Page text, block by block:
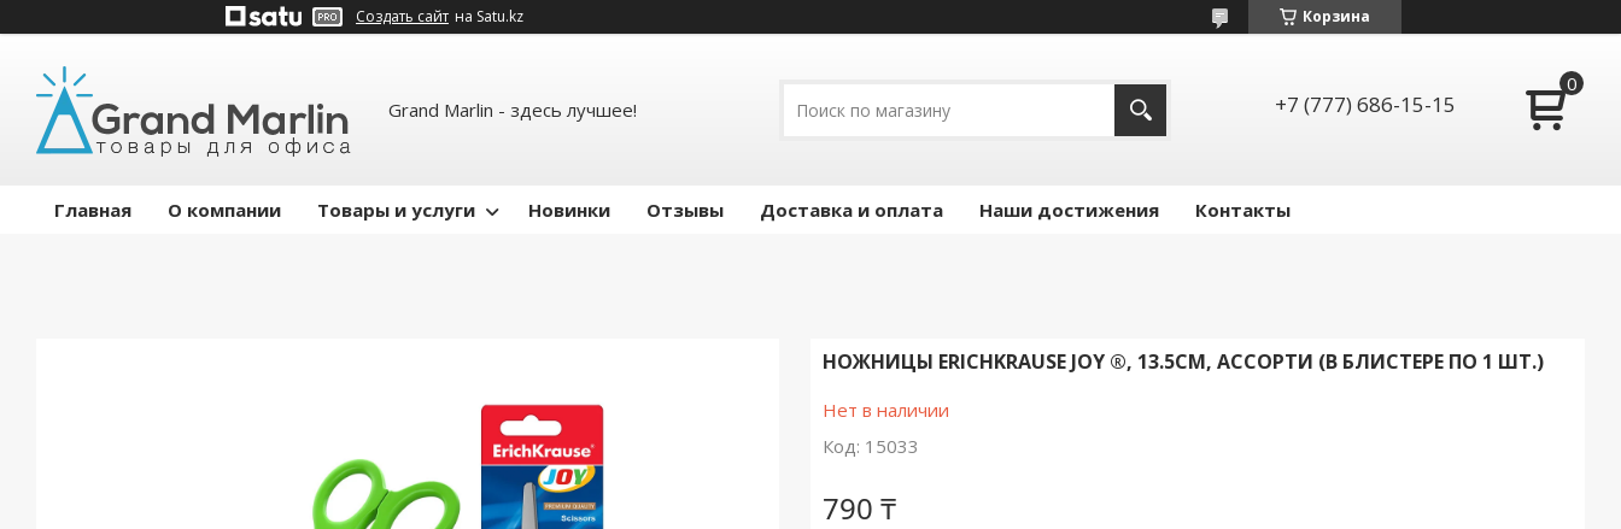
Создать сайт на Satu.kz Корзина
Grand Marlin - здесь лучшее! +7 (777) 686-15-15
Главная О компании Товары и услуги Новинки Отзывы Доставка и оплата Наши достижения Контакты
НОЖНИЦЫ ERICHKRAUSE JOY ®, 13.5СМ, АССОРТИ (В БЛИСТЕРЕ ПО 1 ШТ.)
Нет в наличии
Код: 15033
790 ₸